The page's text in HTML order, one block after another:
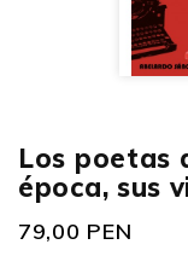
Los poetas
época, sus
79,00 PEN